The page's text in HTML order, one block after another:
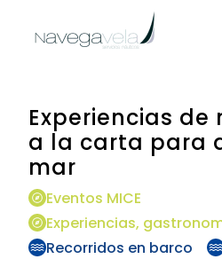
Experiencias
a la carta para
mar
Eventos MICE
Experiencias,
Recorridos en barco